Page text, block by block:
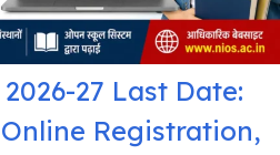
27 Last Date:
Registration,